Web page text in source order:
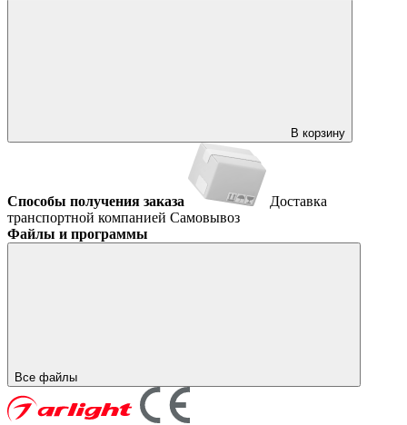
В корзину
Способы получения заказа
Доставка
транспортной компанией Самовывоз
Файлы и программы
Все файлы